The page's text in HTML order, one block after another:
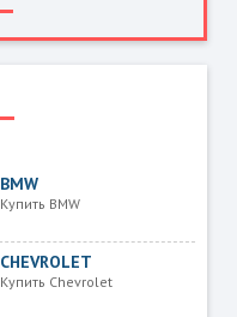
BMW
Купить BMW
CHEVROLET
Купить Chevrolet